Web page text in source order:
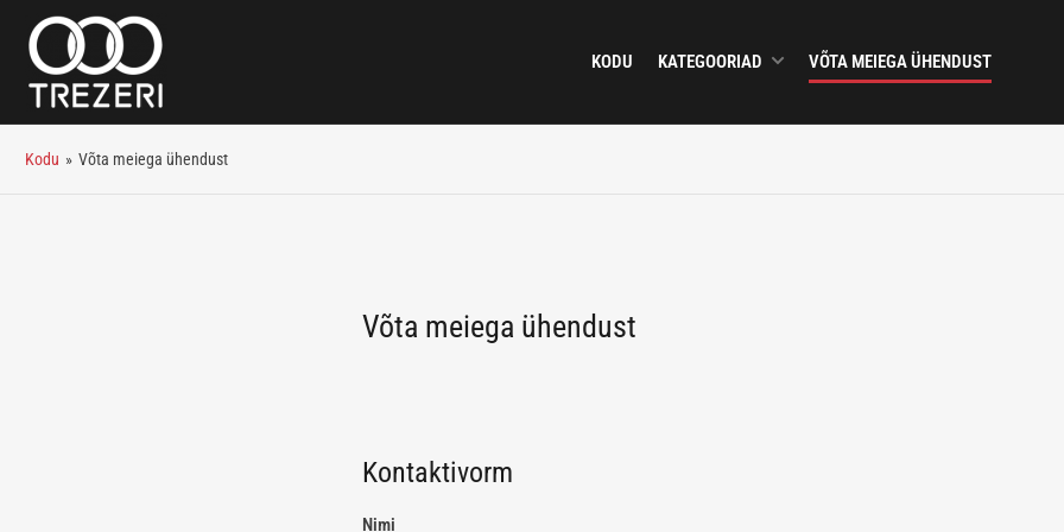
KODU KATEGOORIAD VÕTA MEIEGA ÜHENDUST
Kodu » Võta meiega ühendust
Võta meiega ühendust
Kontaktivorm
Nimi